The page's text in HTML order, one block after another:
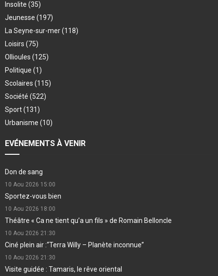
Insolite (35)
Jeunesse (197)
La Seyne-sur-mer(118)
Loisirs (75)
Ollioules (125)
Politique (1)
Scolaires (115)
Société (522)
Sport(131)
Urbanisme (10)
EVÉNEMENTS À VENIR
Don de sang
10 Aou 2026 15:00
Sportez-vous bien
10 Aou 2026 18:00
Théâtre « Ca ne tient qu’a un fils » de Romain Belloncle
10 Aou 2026 21:30
Ciné plein air :“Terra Willy – Planète inconnue”
10 Aou 2026 21:30
Visite guidée : Tamaris, le rêve oriental